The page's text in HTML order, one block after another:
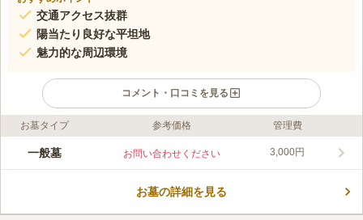
交通アクセス抜群
陽当たり良好な平坦地
魅力的な周辺環境
コメント・口コミを見る
ライフドット編集部のコメント
堺市北区に位置する百舌鳥共同墓地は、交通アクセスが良い自治
録の百舌鳥古墳群や御陵山公園、白鷺公園などがあり、豊かな環
お墓タイプ 参考価格 管理費
一般墓 お問い合わせください 3,000円
お墓の詳細を見る